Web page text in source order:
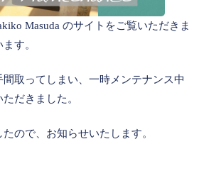
Masuda のサイトをご覧いただきま
す。
取ってしまい、一時メンテナンス中
だきました。
ので、お知らせいたします。